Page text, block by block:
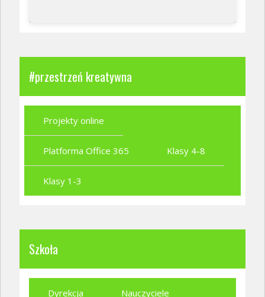
#przestrzeń kreatywna
Projekty online
Platforma Office 365 Klasy 4-8
Klasy 1-3
Szkoła
Dyrekcja Nauczyciele